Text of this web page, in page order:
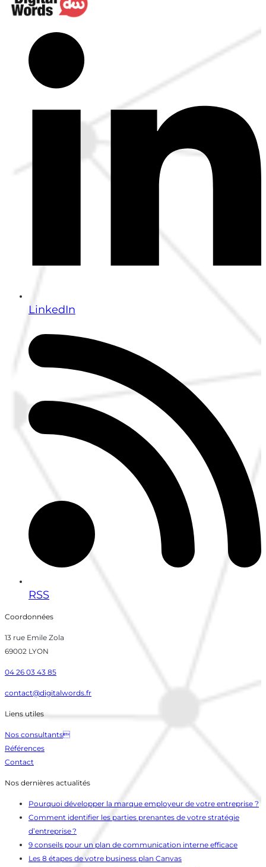
LinkedIn
RSS
Coordonnées
13 rue Emile Zola
69002 LYON
04 26 03 43 85
contact@digitalwords.fr
Liens utiles
Nos consultants
Références
Contact
Nos dernières actualités
Pourquoi développer la marque employeur de votre entreprise ?
Comment identifier les parties prenantes de votre stratégie
d’entreprise ?
9 conseils pour un plan de communication interne efficace
Les 8 étapes de votre business plan Canvas